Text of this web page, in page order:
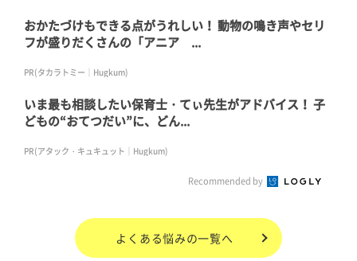
おかたづけもできる点がうれしい！ 動物の鳴き声やセリ
フが盛りだくさんの「アニア ...
PR(タカラトミー｜Hugkum)
いま最も相談したい保育士・てぃ先生がアドバイス！ 子
どもの“おてつだい”に、どん...
PR(アタック・キュキュット｜Hugkum)
Recommended by
よくある悩みの一覧へ